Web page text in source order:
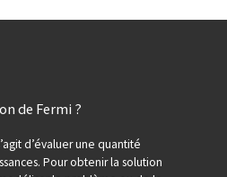
de Fermi ?
d’évaluer une quantité
Pour obtenir la solution